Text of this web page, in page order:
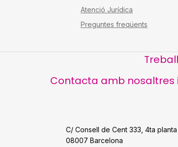
Atenció Jurídica
Preguntes freqüents
Contacta amb nosaltres
C/ Consell de Cent 333, 4ta planta |
08007 Barcelona